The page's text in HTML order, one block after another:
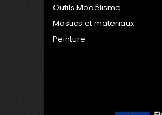
Outils Modélisme
Mastics et matériaux
Peinture